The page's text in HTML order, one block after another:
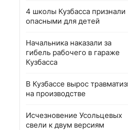
4 школы Кузбасса признали
опасными для детей
Начальника наказали за
гибель рабочего в гараже
Кузбасса
В Кузбассе вырос
на производстве
Исчезновение Усольцевых
свели к двум версиям